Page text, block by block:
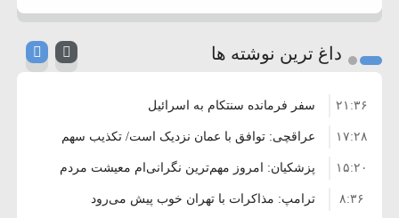
داغ ترین نوشته ها
سفر فرمانده سنتکام به اسرائیل ۲۱:۳۶
عراقچی: توافق با عمان نزدیک است/ تکذیب سهم
۱۱ درصدی ایران از خزر
۱۷:۲۸
پزشکیان: امروز مهم‌ترین نگرانی‌ام معیشت مردم
است
۱۵:۲۰
ترامپ: مذاکرات با تهران خوب پیش می‌رود ۸:۳۶